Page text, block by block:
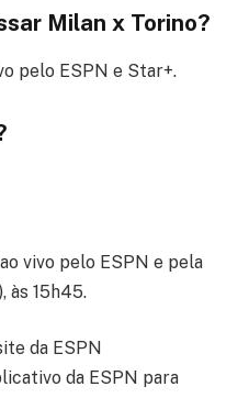
Milan x Torino?
pelo ESPN e Star+.
vivo pelo ESPN e pela
às 15h45.
da ESPN
da ESPN para